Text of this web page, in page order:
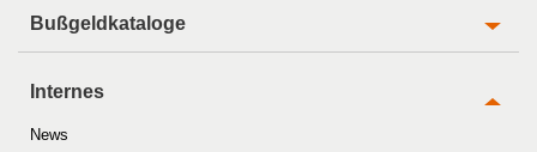
Bußgeldkataloge
Internes
News